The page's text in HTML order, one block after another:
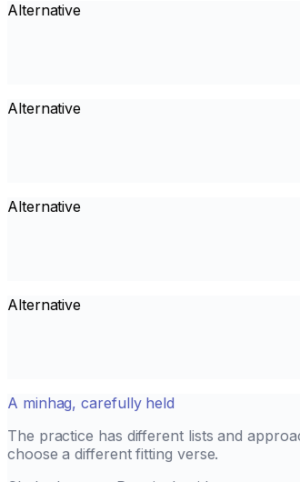
Alternative
Alternative
Alternative
Alternative
A minhag, carefully held
The practice has different lists and
choose a different fitting verse.